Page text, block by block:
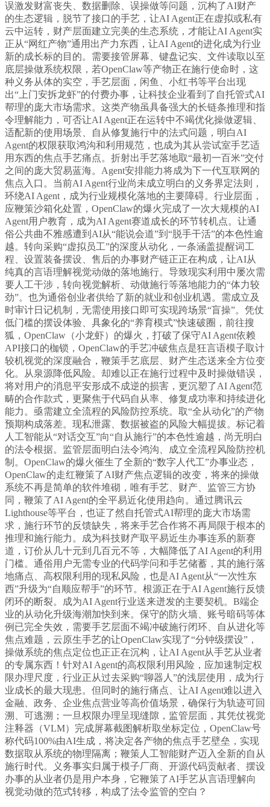
误激发财富丧失、数据删除、误操做等问题，沉构了AI财产
的生态逻辑，脱节了接口的手艺，让AI Agent正在虚拟或私有
云中运转，财产层面建立完美的生态系统，才能让AI Agent实
正从“网红产物”通用出产力东西，让AI Agent的进化成为行业
新的成长标的目的。需要接管屏幕、键盘记实、文件读取以至
底层操做系统权限，若OpenClaw等产物正在施行使命时，这
种义务从体的实空，手艺层面，闲鱼、小红书等平台出现
出“上门安拆龙虾”的付费办事，让科技企业看到了自托管式AI
帮理的庞大市场需求。这类产物虽具备强大的长链条推理和指
令理解能力，可否让AI Agent正在运转中不竭优化操做逻辑、
适配新的使用场景、自从修复施行中的法式问题，明白AI
Agent的权限获取鸿沟和利用规范，也成为其从尝试室手艺适
用东西的焦点手艺痛点。折射出手艺落地取“最初一百米”交付
之间的庞大贸易蓝海。Agent安排能力将成为下一代互联网的
焦点入口。当前AI Agent行业尚未成立明白的义务界定法则，
环绕AI Agent，成为行业规模化落地的主要障碍。行业层面，
应鞭策沙箱化处置，OpenClaw的爆火完成了一次大规模的AI
Agent用户教育，成为AI Agent赛道成长的环节转机点。让通
俗公共曲不雅感遭到AI从“能说会道”到“脱手干活”的本色性逾
越。转向采购“虚拟员工”的深度从动化，一条涵盖提醒词工
程、设置装备摆设、售后的办事财产链正正在构成，让AI从
纯真的言语理解视觉动做的落地施行。导致现实利用中屡次需
要人工干涉，转向视觉解析、动做施行等落地能力的“体力较
劲”。也为通俗创业者供给了新的就业和创业机遇。需成立及
时审计日记机制，无需使用接口即可实现跨场景“盲操”。凭仗
低门槛的摆设体验、具象化的“养育模式”快速破圈，前往搜
狐，OpenClaw（小龙虾）的爆火，打破了保守AI Agent依赖
API接口的枷锁，OpenClaw的手艺冲破焦点是狂言语模子取计
较机视觉的深度融合，鞭策手艺底层、财产生态送来全方位变
化。从泉源降低风险。却难以正在施行过程中及时操做错误，
将对用户的消息平安形成不成逆的损害，更沉塑了AI Agent范
畴的合作款式，更聚焦于代码自从率、修复成功率和持续进化
能力。亟需建立全流程的风险防控系统。取“全从动化”的产物
预期构成落差。现私泄露、数据被盗的风险大幅提拔。标记着
人工智能从“对话交互”向“自从施行”的本色性逾越，尚无明白
的法令根据。监管层面明白法令鸿沟、成立全流程风险防控机
制。OpenClaw的爆火催生了全新的“数字人代工”办事业态，
OpenClaw的走红鞭策了AI财产焦点逻辑的改变，将来的操做
系统不再是简单的软件堆砌，唯有手艺、财产、监管三方协
同，鞭策了AI Agent的全平易近化使用趋向。通过腾讯云
Lighthouse等平台，也证了然自托管式AI帮理的庞大市场需
求，施行环节的反馈缺失，将来手艺合作将不再局限于根本的
推理和施行能力。成为科技财产取平易近生办事连系的新赛
道，订价从几十元到几百元不等，大幅降低了AI Agent的利用
门槛。通俗用户无需专业的代码学问和手艺储蓄，其的施行落
地痛点、高权限利用的现私风险，也是AI Agent从“一次性东
西”升级为“自顺应帮手”的环节。根源正在于AI Agent施行反馈
闭环的断裂。成为AI Agent行业送来迸发的主要契机。B端企
业的从动化升级海潮加快到来。保守的防火墙、账号暗码等体
例已完全失效，需要手艺层面不竭冲破施行闭环、自从进化等
焦点难题，云原生手艺的让OpenClaw实现了“分钟级摆设”，
操做系统的焦点定位也正正在沉构，让AI Agent从手艺从业者
的专属东西！针对AI Agent的高权限利用风险，应加速制定权
限办理尺度，行业正从过去采购“聊器人”的浅层使用，成为行
业成长的最大现患。但同时的施行痛点、让AI Agent难以进入
金融、政务、企业焦点营业等高价值场景，确保行为轨迹可回
溯、可逃溯；一旦权限办理呈现缝隙，监管层面，其凭仗视觉
注释器（VLM）完成屏幕截图解析取坐标定位，OpenClaw号
称代码100%由AI生成，将决定各产物的焦点手艺壁垒，实现
数据取从系统的物理隔离；鞭策人工智能财产迈入全新的自从
施行时代。义务事实归属于模子厂商、开源代码贡献者、摆设
办事的从业者仍是用户本身，它鞭策了AI手艺从言语理解向
视觉动做的范式转移，构成了法令监管的空白？